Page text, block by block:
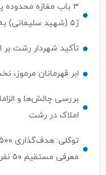
۳ باب مغازه
ژ۵ (شهید سلیمانی) به زودی افتتاح می‌شود
تأکید شهردار رشت
ابر قهرمانان مرموز،
بررسی چالش‌ها و
املاک در رشت
معرفی مستقیم ۵۰ نفر برتر به بازار کار